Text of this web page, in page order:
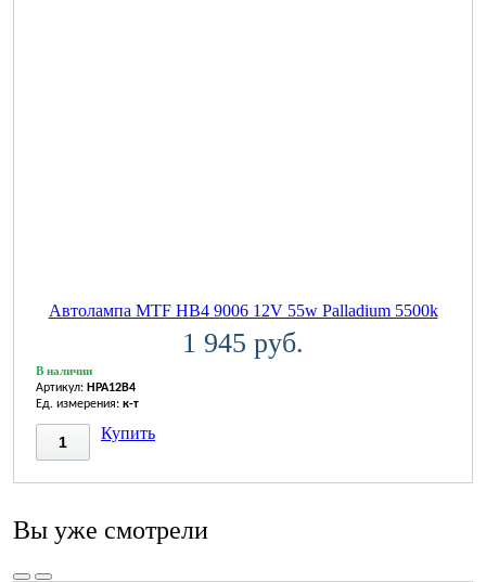
Автолампа MTF HB4 9006 12V 55w Palladium 5500k
1 945 руб.
В наличии
Артикул: HPA12B4
Ед. измерения: к-т
Купить
Вы уже смотрели